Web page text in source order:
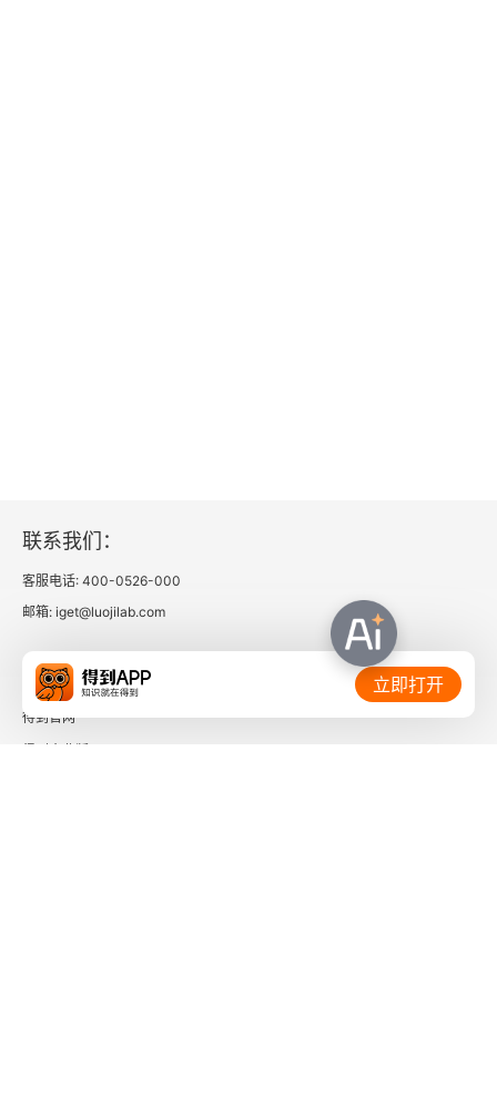
联系我们：
客服电话: 400-0526-000
邮箱: iget@luojilab.com
相关链接：
得到官网
立即打开